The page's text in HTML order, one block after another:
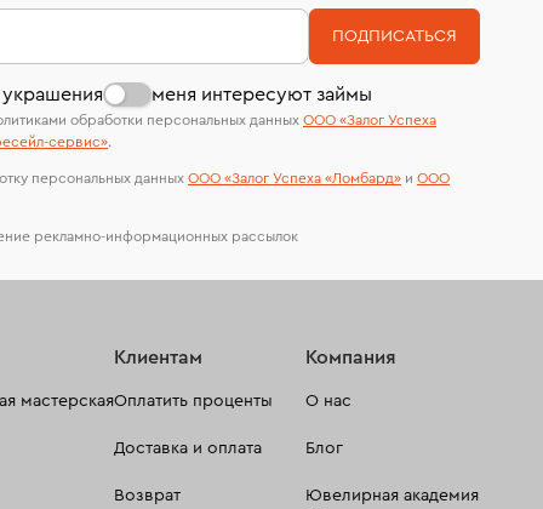
На особо ценные изделия получены
сертификаты МГУ и других геммологических
лабораторий
меня интересуют займы
ПОДПИСАТЬСЯ
обработки персональных данных ООО «Залог Успеха
сервиc».
персональных данных ООО «Залог Успеха «Ломбард» и ООО
рекламно-информационных рассылок
мастерская
Клиентам
Оплатить проценты
Доставка и оплата
Возврат
Компания
О нас
Блог
Ювелирная академия